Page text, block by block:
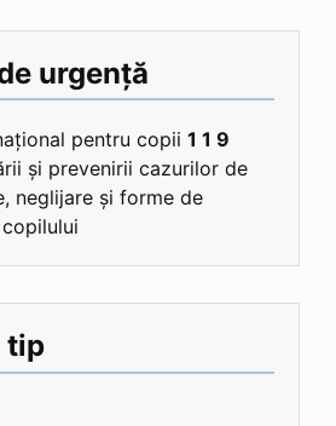
urgență
pentru copii 1 1 9
și prevenirii cazurilor de
neglijare și forme de
tip